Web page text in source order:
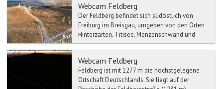
Webcam Feldberg
Der Feldberg befindet sich südöstlich von
Freiburg im Breisgau, umgeben von den Orten
Hinterzarten, Titisee, Menzenschwand und
Bernau und Todtnau. ...
Webcam Feldberg
Feldberg ist mit 1277 m die höchstgelegene
Ortschaft Deutschlands. Sie liegt auf der